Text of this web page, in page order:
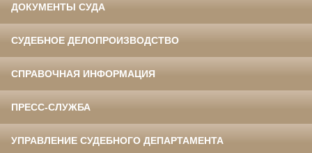
ДОКУМЕНТЫ СУДА
СУДЕБНОЕ ДЕЛОПРОИЗВОДСТВО
СПРАВОЧНАЯ ИНФОРМАЦИЯ
ПРЕСС-СЛУЖБА
УПРАВЛЕНИЕ СУДЕБНОГО ДЕПАРТАМЕНТА